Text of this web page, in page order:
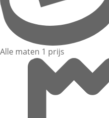
Alle maten 1 prijs